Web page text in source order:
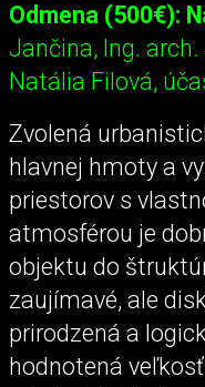
Odmena (500€):
Jančina, Ing. arch.
Natália Filová,
Zvolená
hlavnej hmoty a
priestorov s
atmosférou je
objektu do
zaujímavé, ale
prirodzená a
hodnotená